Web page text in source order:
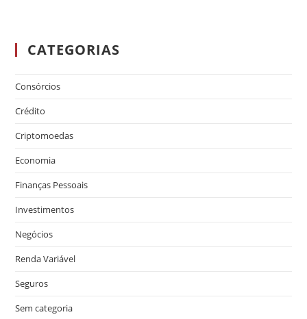
CATEGORIAS
Consórcios
Crédito
Criptomoedas
Economia
Finanças Pessoais
Investimentos
Negócios
Renda Variável
Seguros
Sem categoria